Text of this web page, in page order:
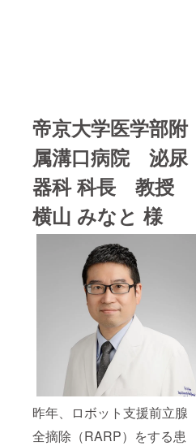
帝京大学医学部附
属溝口病院 泌尿
器科 科長 教授
横山 みなと 様
昨年、ロボット支援前立腺
全摘除（RARP）をする患